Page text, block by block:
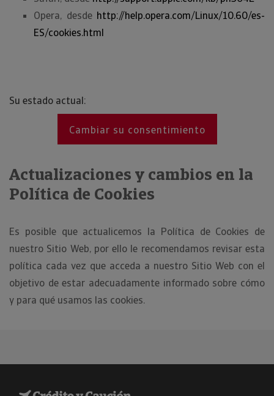
Opera, desde http://help.opera.com/Linux/10.60/es-
ES/cookies.html
Su estado actual:
Cambiar su consentimiento
Actualizaciones y cambios en la
Política de Cookies
Es posible que actualicemos la Política de Cookies de
nuestro Sitio Web, por ello le recomendamos revisar esta
política cada vez que acceda a nuestro Sitio Web con el
objetivo de estar adecuadamente informado sobre cómo
y para qué usamos las cookies.